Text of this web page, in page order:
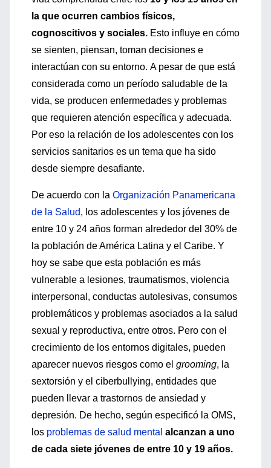
la que ocurren cambios físicos,
cognoscitivos y sociales. Esto influye en cómo
se sienten, piensan, toman decisiones e
interactúan con su entorno. A pesar de que está
considerada como un período saludable de la
vida, se producen enfermedades y problemas
que requieren atención específica y adecuada.
Por eso la relación de los adolescentes con los
servicios sanitarios es un tema que ha sido
desde siempre desafiante.
De acuerdo con la Organización Panamericana
de la Salud, los adolescentes y los jóvenes de
entre 10 y 24 años forman alrededor del 30% de
la población de América Latina y el Caribe. Y
hoy se sabe que esta población es más
vulnerable a lesiones, traumatismos, violencia
interpersonal, conductas autolesivas, consumos
problemáticos y problemas asociados a la salud
sexual y reproductiva, entre otros. Pero con el
crecimiento de los entornos digitales, pueden
aparecer nuevos riesgos como el grooming, la
sextorsión y el ciberbullying, entidades que
pueden llevar a trastornos de ansiedad y
depresión. De hecho, según especificó la OMS,
los problemas de salud mental alcanzan a uno
de cada siete jóvenes de entre 10 y 19 años.